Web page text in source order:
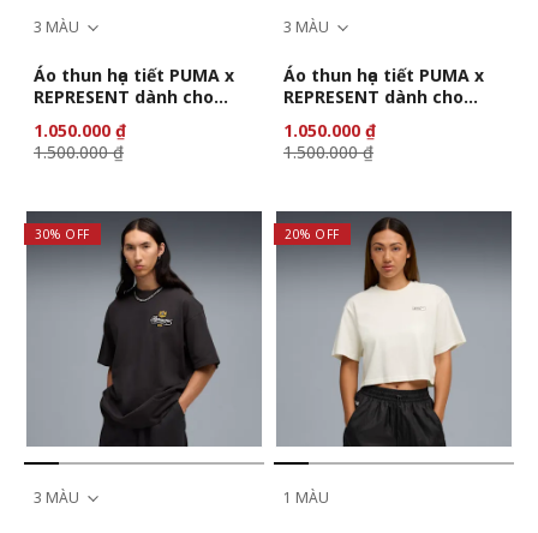
3 MÀU
Áo thun họa tiết PUMA x
REPRESENT dành cho
1.050.000 ₫
1.500.000 ₫
3 MÀU
Áo thun họa tiết PUMA x
REPRESENT dành cho
1.050.000 ₫
1.500.000 ₫
30% OFF
3 MÀU
20% OFF
1 MÀU